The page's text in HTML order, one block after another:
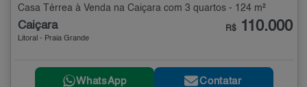
Casa Térrea à Venda na Caiçara com 3 quartos - 124 m²
Caiçara
Litoral - Praia Grande
R$ 110.000
WhatsApp Contatar